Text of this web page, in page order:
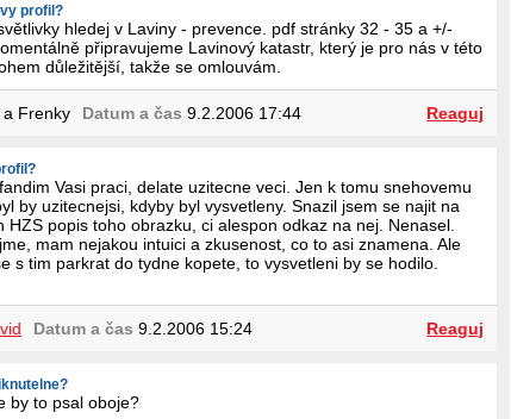
profil?
hledej v Laviny - prevence. pdf stránky 32 - 35 a +/-
připravujeme Lavinový katastr, který je pro nás v této
důležitější, takže se omlouvám.
Frenky Datum a čas 9.2.2006 17:44 Reaguj
Vasi praci, delate uzitecne veci. Jen k tomu snehovemu
by uzitecnejsi, kdyby byl vysvetleny. Snazil jsem se najit na
HZS popis toho obrazku, ci alespon odkaz na nej. Nenasel.
mam nejakou intuici a zkusenost, co to asi znamena. Ale
s tim parkrat do tydne kopete, to vysvetleni by se hodilo.
Datum a čas 9.2.2006 15:24 Reaguj
by to psal oboje?